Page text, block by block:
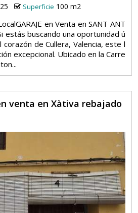
Superficie 100 m2
en Venta en SANT ANT
estás buscando una oportunidad ú
de Cullera, Valencia, este l
excepcional. Ubicado en la Carre
venta en Xàtiva rebajado